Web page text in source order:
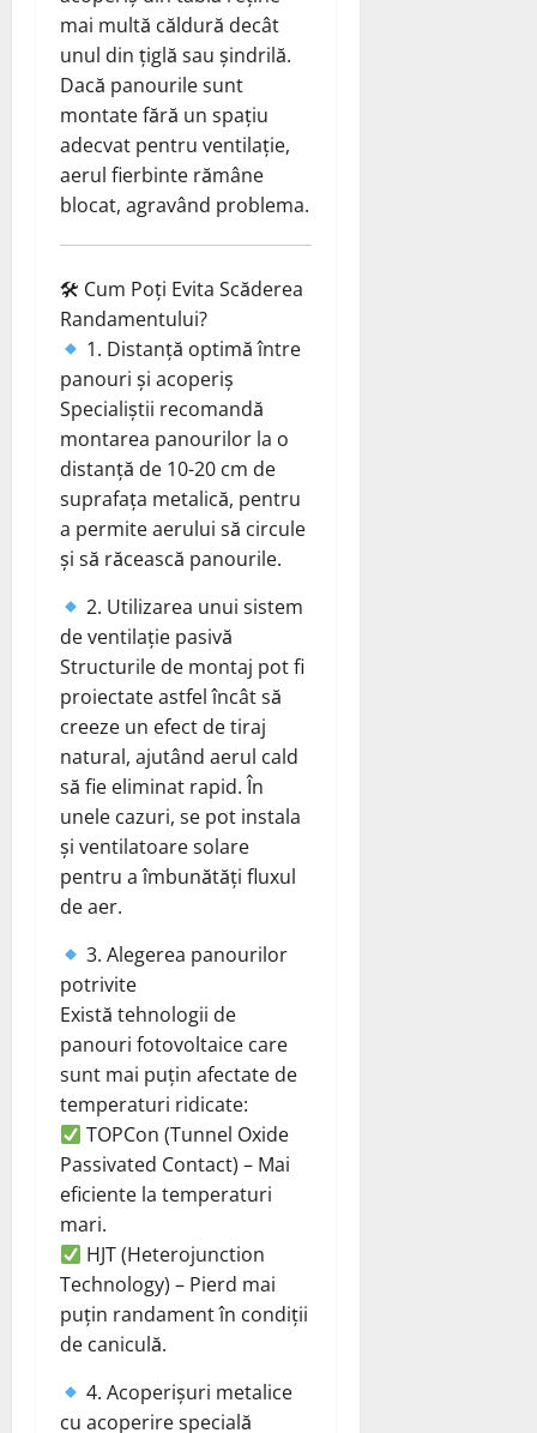
mai multă căldură decât
unul din țiglă sau șindrilă.
Dacă panourile sunt
montate fără un spațiu
adecvat pentru ventilație,
aerul fierbinte rămâne
blocat, agravând problema.
🛠 Cum Poți Evita Scăderea
Randamentului?
1. Distanță optimă între
panouri și acoperiș
Specialiștii recomandă
montarea panourilor la o
distanță de 10-20 cm de
suprafața metalică, pentru
a permite aerului să circule
și să răcească panourile.
2. Utilizarea unui sistem
de ventilație pasivă
Structurile de montaj pot fi
proiectate astfel încât să
creeze un efect de tiraj
natural, ajutând aerul cald
să fie eliminat rapid. În
unele cazuri, se pot instala
și ventilatoare solare
pentru a îmbunătăți fluxul
de aer.
3. Alegerea panourilor
potrivite
Există tehnologii de
panouri fotovoltaice care
sunt mai puțin afectate de
temperaturi ridicate:
TOPCon (Tunnel Oxide
Passivated Contact) – Mai
eficiente la temperaturi
mari.
HJT (Heterojunction
Technology) – Pierd mai
puțin randament în condiții
de caniculă.
4. Acoperișuri metalice
cu acoperire specială